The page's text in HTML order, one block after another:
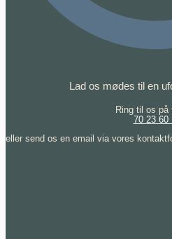
Lad os mødes til en
Ring til os på
70 23 60
eller send os en email via vores